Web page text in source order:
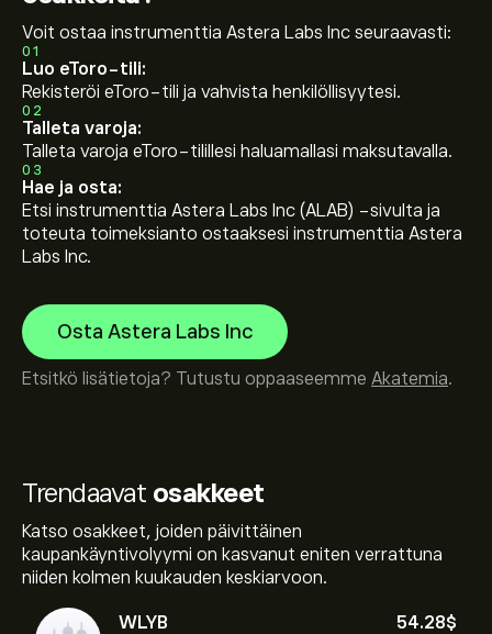
Trendaavat osakkeet
Katso osakkeet, joiden päivittäinen
kaupankäyntivolyymi on kasvanut eniten verrattuna
niiden kolmen kuukauden keskiarvoon.
WLYB
54.28‎$‎
Voit ostaa instrumenttia Astera Labs Inc seuraavasti:
01
Luo eToro-tili:
Rekisteröi eToro-tili ja vahvista henkilöllisyytesi.
02
Talleta varoja:
Talleta varoja eToro-tilillesi haluamallasi maksutavalla.
03
Hae ja osta:
Etsi instrumenttia Astera Labs Inc (ALAB) -sivulta ja
toteuta toimeksianto ostaaksesi instrumenttia Astera
Labs Inc.
Osta Astera Labs Inc
Etsitkö lisätietoja? Tutustu oppaaseemme Akatemia.